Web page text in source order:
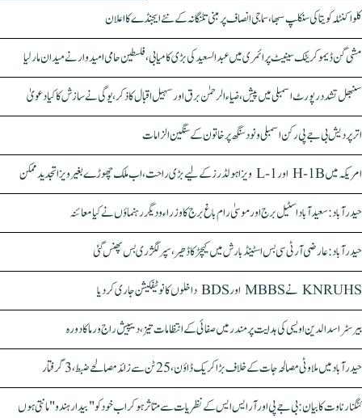
کلواکنٹلہ کویتا کی سنکلپ سبھا، سماجی انصاف پر مبنی تلنگانہ کے نئے ایجنڈے کا اعلان
مشی گن ڈیموکریٹک سینیٹ پرائمری میں عبدالسعید کی بڑی کامیابی، فلسطین حامی امیدوار نے میدان مار لیا
سنبھل تشدد رپورٹ اسمبلی میں پیش، ضیاء الرحمٰن برق اور سہیل اقبال کا ذکر، یوگی نے سازش کا کیا دعویٰ
اتر پردیش بی جے پی رکن اسمبلی ونود سنگھ پر خاتون کے سنگین الزامات
امریکہ میں H-1B اور L-1 ویزا ہولڈرز کے لیے بڑی راحت، اب ملک چھوڑے بغیر ویزا تجدید ممکن
حیدرآباد: سعیدآباد اسٹیل برج اور موسیٰ رام باغ برج کا وزراء و دیگر رہنماؤں نے کیا معائنہ
حیدرآباد: عارضی آر ٹی سی بس اسٹینڈ بارش میں کیچڑ کا ڈھیر، سپر لگژری بس پھنس گئی
KNRUHS نے MBBS اور BDS داخلوں کا نوٹیفکیشن جاری کر دیا
بیرسٹر اسدالدین اویسی کی ہدایت پر مندر میں صفائی کے انتظامات تیز، دیپیش راج ورما کا دورہ
حیدرآباد میں ملاوٹی مصالحہ جات کے خلاف بڑا کریک ڈاؤن، 25 ٹن سے زائد مصالحے ضبط، 3 گرفتار
کنگنا رناوت کا بیان: بی جے پی اور آر ایس ایس کے نظریات سے متاثر ہو کر اب خود کو "بیدار ہندو" مانتی ہوں